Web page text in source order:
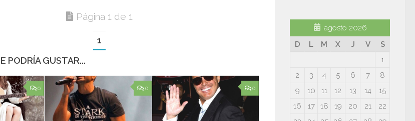
Página 1 de 1
1
PODRÍA GUSTAR...
0 0 0
agosto 2026
D
L M X J V
S
1
2
3 4 5 6 7
8
9
10 11 12 13 14
15
16
17 18 19 20 21
22